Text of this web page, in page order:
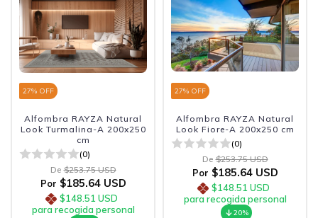
27% OFF
Alfombra RAYZA Natural
Look Turmalina-A 200x250
cm
(0)
De $253.75 USD
Por $185.64 USD
$148.51 USD
para recogida personal
27% OFF
Alfombra RAYZA Natural
Look Fiore-A 200x250 cm
(0)
De $253.75 USD
Por $185.64 USD
$148.51 USD
para recogida personal
20%